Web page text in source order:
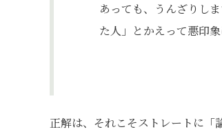
あっても、うんざりし
た人」とかえって悪印
正解は、それこそストレートに「